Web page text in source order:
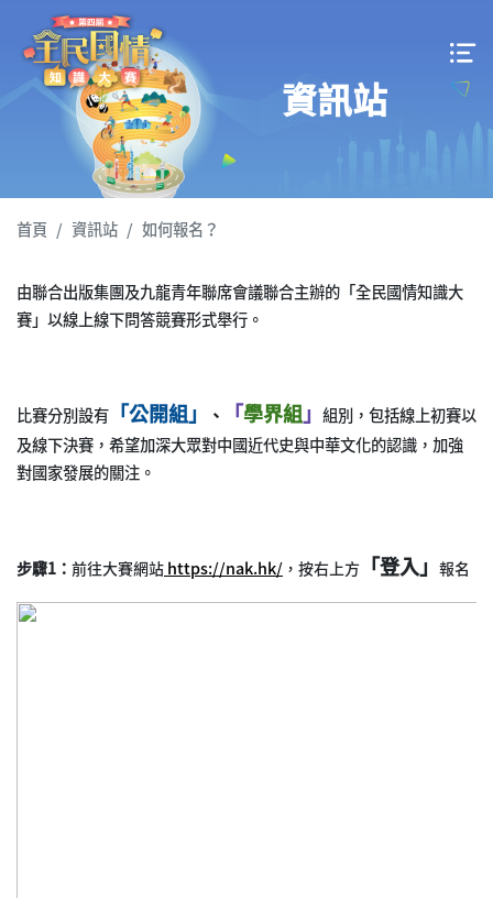
資訊站
首頁 資訊站 如何報名？
由聯合出版集團及九龍青年聯席會議聯合主辦的「全民國情知識大
賽」以線上線下問答競賽形式舉行。
比賽分別設有 「公開組」 、 「學界組」 組別，包括線上初賽以
及線下決賽，希望加深大眾對中國近代史與中華文化的認識，加強
對國家發展的關注。
步驟1： 前往大賽網站 https://nak.hk/ ，按右上方 「登入」 報名